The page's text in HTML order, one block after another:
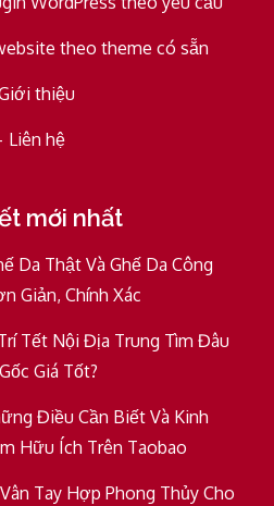
theo theme có sẵn
thiệu
Liên hệ
mới nhất
Da Thật Và Ghế Da Công
Giản, Chính Xác
Tết Nội Địa Trung Tìm Đâu
Giá Tốt?
Điều Cần Biết Và Kinh
Hữu Ích Trên Taobao
Tay Hợp Phong Thủy Cho